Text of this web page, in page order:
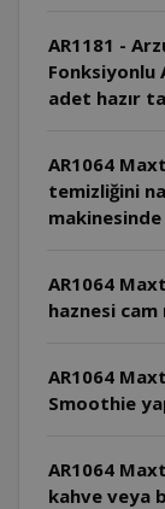
AR1181 -
Fonksiyonlu
adet hazır
AR1064
temizliğini
AR1064
haznesi cam
AR1064
Smoothie
AR1064
kahve veya